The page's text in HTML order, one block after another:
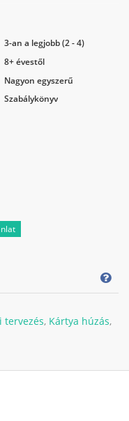
3-an a legjobb (2 - 4)
8+ évestől
Nagyon egyszerű
Szabálykönyv
tervezés, Kártya húzás,